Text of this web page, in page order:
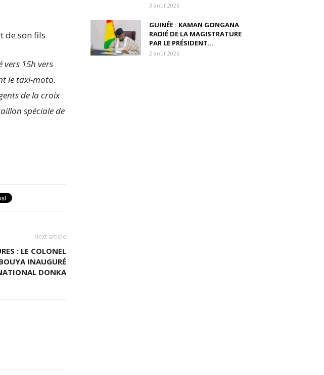
de son fils
vers 15h vers
le taxi-moto.
de la croix
spéciale de
Next article
: LE COLONEL
INAUGURÉ
DONKA
3 août 2026
GUINÉE : KAMAN GONGANA
RADIÉ DE LA MAGISTRATURE
PAR LE PRÉSIDENT...
2 août 2026